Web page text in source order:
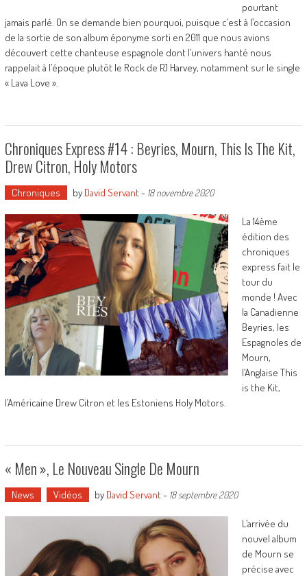
pourtant
jamais parlé. On se demande bien pourquoi, puisque c’est à l’occasion
de la sortie de son album éponyme sorti en 2011 que nous avions
découvert cette chanteuse espagnole dont l’univers hanté nous
rappelait à l’époque plutôt le Rock de PJ Harvey, notamment sur le single
« Lava Love ».
Chroniques Express #14 : Beyries, Mourn, This Is The Kit,
Drew Citron, Holy Motors
Chroniques by David Servant- 18 novembre 2020
La 14ème
édition des
chroniques
express fait le
tour du
monde ! Avec
la Canadienne
Beyries, les
Espagnoles de
Mourn,
l’Anglaise This
is the Kit,
l’Américaine Drew Citron et les Estoniens Holy Motors.
« Men », Le Nouveau Single De Mourn
News Vidéos by David Servant- 18 septembre 2020
L’arrivée du
nouvel album
de Mourn se
précise avec